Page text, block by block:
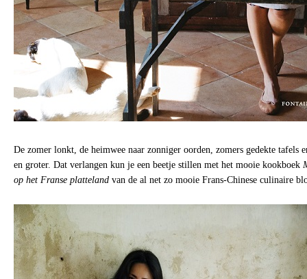
De zomer lonkt, de heimwee naar zonniger oorden, zomers gedekte tafels
en groter. Dat verlangen kun je een beetje stillen met het mooie kookboek
op het Franse platteland van de al net zo mooie Frans-Chinese culinaire